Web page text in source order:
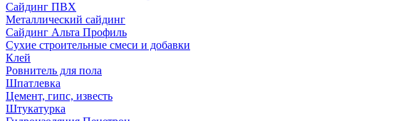
Сайдинг ПВХ
Металлический сайдинг
Сайдинг Альта Профиль
Сухие строительные смеси и добавки
Клей
Ровнитель для пола
Шпатлевка
Цемент, гипс, известь
Штукатурка